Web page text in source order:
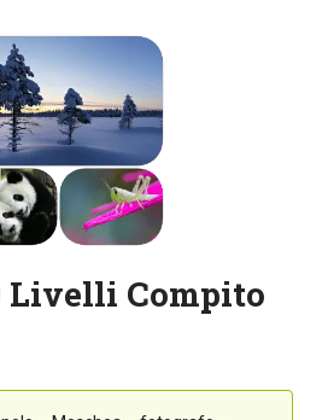
Livelli Compito